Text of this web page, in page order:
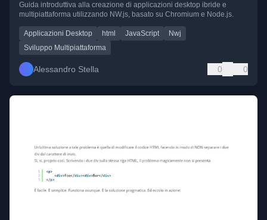
Guida introduttiva alla creazione di applicazioni desktop ibride e
multipiattaforma utilizzando NW.js, basato su Chromium e Node.js.
Applicazioni Desktop html JavaScript
Nwj
Sviluppo Multipiattaforma
Alessandro Stella 0 0